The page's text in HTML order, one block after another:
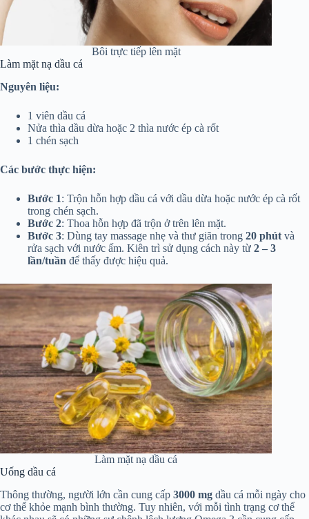
Bôi trực tiếp lên mặt
Làm mặt nạ dầu cá
Nguyên liệu:
1 viên dầu cá
Nửa thìa dầu dừa hoặc 2 thìa nước ép cà rốt
1 chén sạch
Các bước thực hiện:
Bước 1: Trộn hỗn hợp dầu cá với dầu dừa hoặc nước ép cà rốt
trong chén sạch.
Bước 2: Thoa hỗn hợp đã trộn ở trên lên mặt.
Bước 3: Dùng tay massage nhẹ và thư giãn trong 20 phút và
rửa sạch với nước ấm. Kiên trì sử dụng cách này từ 2 – 3
lần/tuần để thấy được hiệu quả.
Làm mặt nạ dầu cá
Uống dầu cá
Thông thường, người lớn cần cung cấp 3000 mg dầu cá mỗi ngày cho
cơ thể khỏe mạnh bình thường. Tuy nhiên, với mỗi tình trạng cơ thể